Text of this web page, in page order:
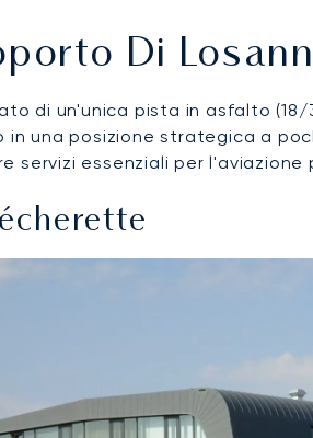
Di
di un'unica pista in asfalto
una posizione strategica a
essenziali per